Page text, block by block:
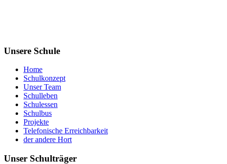
Unsere Schule
Home
Schulkonzept
Unser Team
Schulleben
Schulessen
Schulbus
Projekte
Telefonische Erreichbarkeit
der andere Hort
Unser Schulträger